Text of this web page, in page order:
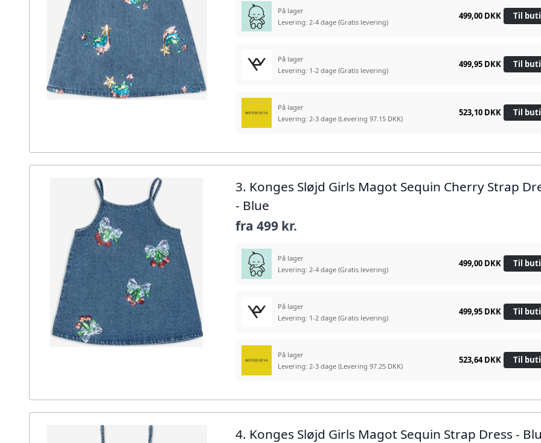
På lager
Levering: 2-4 dage(Gratis levering)
499,00 DKK Til
På lager
Levering: 1-2 dage(Gratis levering)
499,95 DKK Til
På lager
Levering: 2-3 dage(Levering 97.15 DKK)
523,10 DKK Til
3. Konges Sløjd Girls Magot Sequin Cherry Strap
- Blue
fra499 kr.
På lager
Levering: 2-4 dage(Gratis levering)
499,00 DKK Til
På lager
Levering: 1-2 dage(Gratis levering)
499,95 DKK Til
På lager
Levering: 2-3 dage(Levering 97.25 DKK)
523,64 DKK Til
4. Konges Sløjd Girls Magot Sequin Strap Dress -